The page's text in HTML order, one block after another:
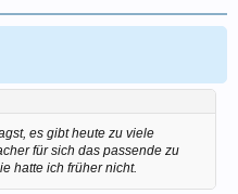
es gibt heute zu viele
für sich das passende zu
hatte ich früher nicht.